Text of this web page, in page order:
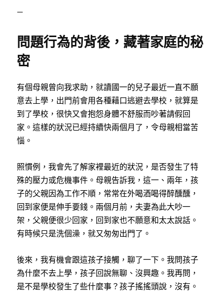
—
問題行為的背後，藏著家庭的秘
密
有個母親曾向我求助，就讀國一的兒子最近一直不願
意去上學，出門前會用各種藉口逃避去學校，就算是
到了學校，很快又會抱怨身體不舒服而吵著請假回
家。這樣的狀況已經持續快兩個月了，令母親相當苦
惱。
照慣例，我會先了解家裡最近的狀況，是否發生了特
殊的壓力或危機事件。母親告訴我，這一、兩年，孩
子的父親因為工作不順，常常在外喝酒喝得醉醺醺，
回到家便是伸手要錢。兩個月前，夫妻為此大吵一
架，父親便很少回家，回到家也不願意和太太說話。
有時候只是洗個澡，就又匆匆出門了。
後來，我有機會跟這孩子接觸，聊了一下。我問孩子
為什麼不去上學，孩子回說無聊、沒興趣。我再問，
是不是學校發生了些什麼事？孩子搖搖頭說，沒有。